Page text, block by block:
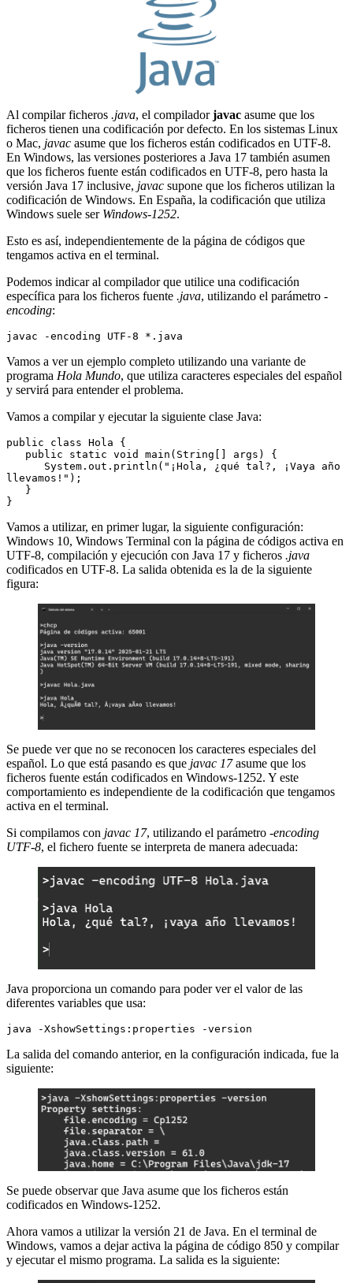
Al compilar ficheros .java, el compiladorjavac asume que los
ficheros tienen una codificación por defecto. En los sistemas Linux
o Mac, javac asume que los ficheros están codificados en UTF-8.
En Windows, las versiones posteriores a Java 17 también asumen
que los ficheros fuente están codificados en UTF-8, pero hasta la
versión Java 17 inclusive, javac supone que los ficheros utilizan la
codificación de Windows. En España, la codificación que utiliza
Windows suele ser Windows-1252.
Esto es así, independientemente de la página de códigos que
tengamos activa en el terminal.
Podemos indicar al compilador que utilice una codificación
específica para los ficheros fuente .java, utilizando el parámetro -
encoding:
javac -encoding UTF-8 *.java
Vamos a ver un ejemplo completo utilizando una variante de
programa Hola Mundo, que utiliza caracteres especiales del español
y servirá para entender el problema.
Vamos a compilar y ejecutar la siguiente clase Java:
public class Hola {
llevamos!");
}
Vamos a utilizar, en primer lugar, la siguiente configuración:
Windows 10, Windows Terminal con la página de códigos activa en
UTF-8, compilación y ejecución con Java 17 y ficheros .java
codificados en UTF-8. La salida obtenida es la de la siguiente
figura:
Se puede ver que no se reconocen los caracteres especiales del
español. Lo que está pasando es que javac 17asume que los
ficheros fuente están codificados en Windows-1252. Y este
comportamiento es independiente de la codificación que tengamos
activa en el terminal.
Si compilamos con javac 17, utilizando el parámetro -encoding
UTF-8, el fichero fuente se interpreta de manera adecuada:
Java proporciona un comando para poder ver el valor de las
diferentes variables que usa:
java -XshowSettings:properties -version
La salida del comando anterior, en la configuración indicada, fue la
siguiente:
Se puede observar que Java asume que los ficheros están
codificados en Windows-1252.
Ahora vamos a utilizar la versión 21 de Java. En el terminal de
Windows, vamos a dejar activa la página de código 850 y compilar
y ejecutar el mismo programa. La salida es la siguiente: